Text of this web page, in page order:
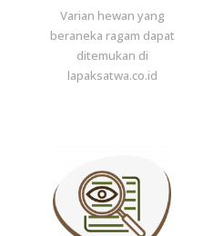
Varian hewan yang
beraneka ragam dapat
ditemukan di
lapaksatwa.co.id